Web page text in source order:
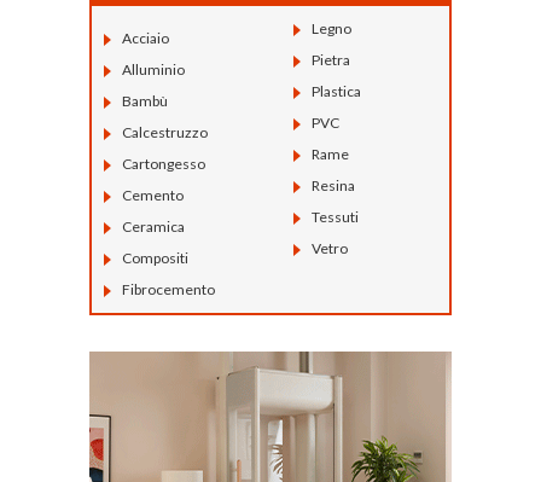
Acciaio
Alluminio
Bambù
Calcestruzzo
Cartongesso
Cemento
Ceramica
Compositi
Fibrocemento
Legno
Pietra
Plastica
PVC
Rame
Resina
Tessuti
Vetro